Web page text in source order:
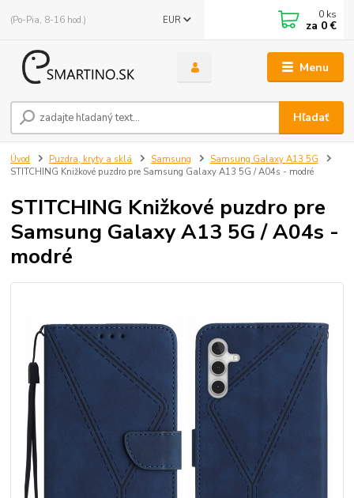
Menu
EUR
Hľadať
(Po-Pia, 8-16 hod.) 0 ks
za 0 €
Úvod Puzdra, kryty a sklá Samsung
Samsung Galaxy A13 5G
STITCHING Knižkové puzdro pre Samsung Galaxy A13 5G / A04s - modré
STITCHING Knižkové puzdro pre
Samsung Galaxy A13 5G / A04s -
modré